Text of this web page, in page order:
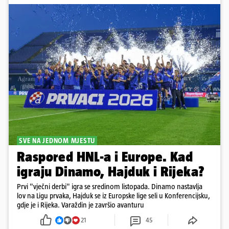
SVE NA JEDNOM MJESTU
Raspored HNL-a i Europe. Kad
igraju Dinamo, Hajduk i Rijeka?
Prvi "vječni derbi" igra se sredinom listopada. Dinamo nastavlja
lov na Ligu prvaka, Hajduk se iz Europske lige seli u Konferencijsku,
gdje je i Rijeka. Varaždin je završio avanturu
21 45